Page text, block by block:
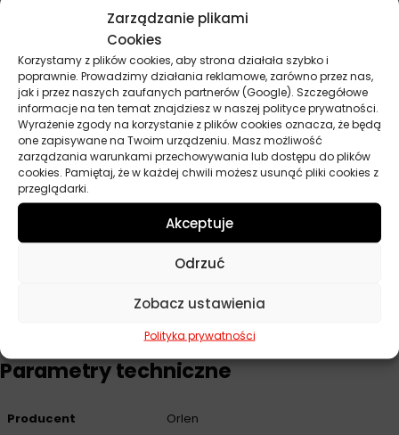
Zarządzanie plikami
Cookies
Korzystamy z plików cookies, aby strona działała szybko i
poprawnie. Prowadzimy działania reklamowe, zarówno przez nas,
jak i przez naszych zaufanych partnerów (Google). Szczegółowe
informacje na ten temat znajdziesz w naszej polityce prywatności.
Wyrażenie zgody na korzystanie z plików cookies oznacza, że będą
one zapisywane na Twoim urządzeniu. Masz możliwość
zarządzania warunkami przechowywania lub dostępu do plików
cookies. Pamiętaj, że w każdej chwili możesz usunąć pliki cookies z
przeglądarki.
Akceptuje
Odrzuć
Zobacz ustawienia
Polityka prywatności
Caterpillar ECF-1a
AVIA (silniki: 712, D407, D421.76, D421.85)
Parametry techniczne
Klasa lepkości: SAE 15W40
Lepkość kinematyczna w temp. 100°C: 14,3 mm²/s
Wskaźnik lepkości: 140
Temperatura płynięcia: minus 32°C
Temperatura zapłonu: 220°C
Odparowalność wg Noacka: 11,5%
Parametry techniczne
Producent Orlen